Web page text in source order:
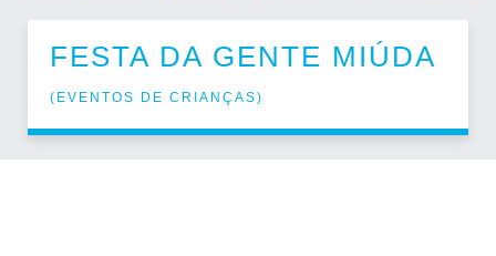
FESTA DA GENTE MIÚDA
( EVENTOS DE CRIANÇAS)